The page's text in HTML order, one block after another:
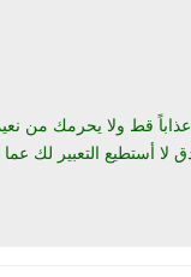
قط ولا يحرمك من
أستطيع التعبير لك